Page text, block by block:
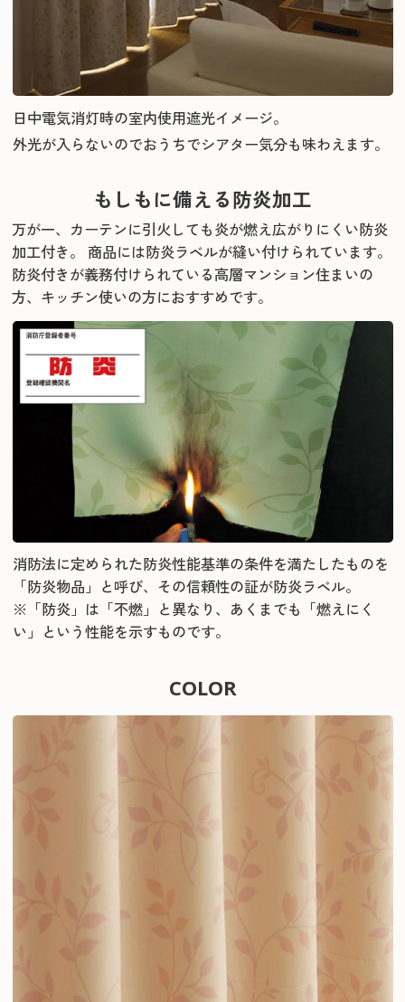
日中電気消灯時の室内使用遮光イメージ。
外光が入らないのでおうちでシアター気分も味わえます。
もしもに備える防炎加工
万が一、カーテンに引火しても炎が燃え広がりにくい防炎
加工付き。 商品には防炎ラベルが縫い付けられています。
防炎付きが義務付けられている高層マンション住まいの
方、キッチン使いの方におすすめです。
消防法に定められた防炎性能基準の条件を満たしたものを
「防炎物品」と呼び、その信頼性の証が防炎ラベル。
※「防炎」は「不燃」と異なり、あくまでも「燃えにく
い」という性能を示すものです。
COLOR